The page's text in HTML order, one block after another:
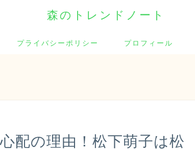
森のトレンドノート
プライバシーポリシー プロフィール
配の理由！松下萌子は松